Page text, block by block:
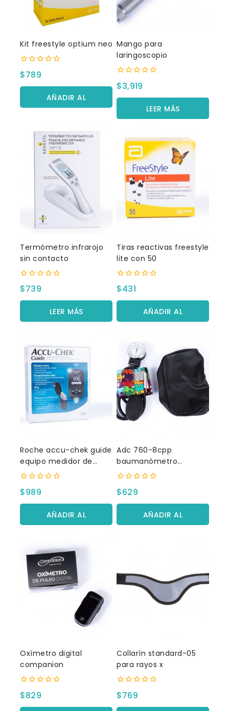
Kit freestyle optium neo
0
fuera
de
$789
AÑADIR AL
CARRITO
Mango para
laringoscopio
0
fuera
de
$3,919
LEER MÁS
Termómetro infrarojo
sin contacto
0
fuera
de
$739
LEER MÁS
Tiras reactivas freestyle
lite con 50
0
fuera
de
$431
AÑADIR AL
CARRITO
Roche accu-chek guide
equipo medidor de
glucosa
0
fuera
de
$989
AÑADIR AL
CARRITO
Adc 760-8cpp
baumanómetro
aneroide pediátrico
0
fuera
de
$629
AÑADIR AL
CARRITO
Oxímetro digital
companion
0
fuera
de
$829
Collarín standard-05
para rayos x
0
fuera
de
$769